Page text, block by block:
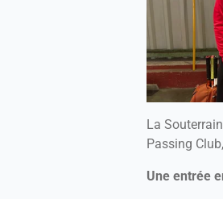
La
Passing
Une entrée